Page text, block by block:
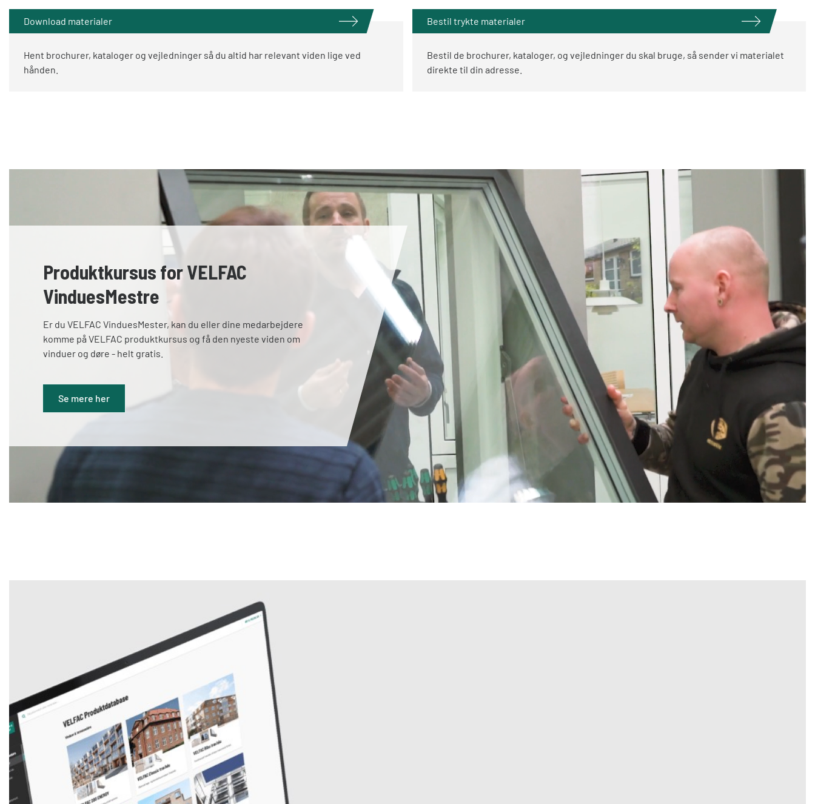
Download materialer
Hent brochurer, kataloger og vejledninger så du altid har relevant viden lige ved
hånden.
Bestil trykte materialer
Bestil de brochurer, kataloger, og vejledninger du skal bruge, så sender vi materialet
direkte til din adresse.
Produktkursus for VELFAC
VinduesMestre
Er du VELFAC VinduesMester, kan du eller dine medarbejdere
komme på VELFAC produktkursus og få den nyeste viden om
vinduer og døre - helt gratis.
Se mere her